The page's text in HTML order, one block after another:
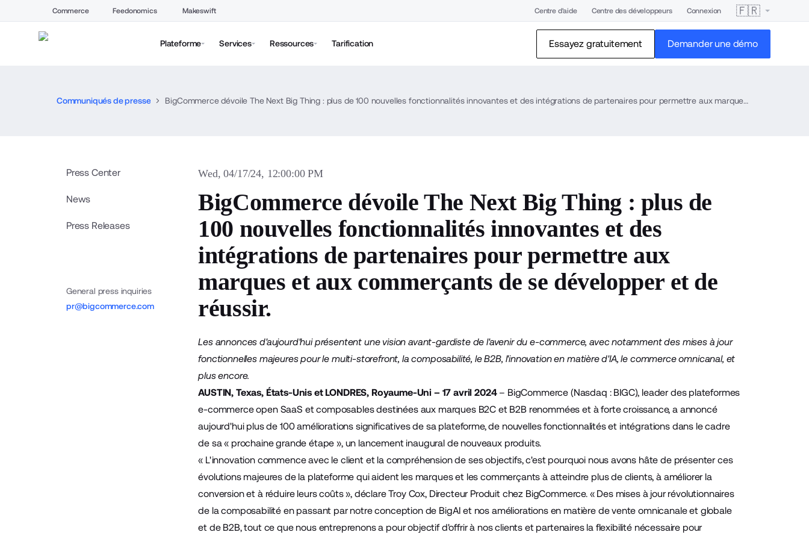
Commerce Feedonomics Makeswift Centre d'aide Centre des développeurs Connexion 🇫🇷
Plateforme Services Ressources Tarification Essayez gratuitement Demander une démo
Communiqués de presse BigCommerce dévoile The Next Big Thing : plus de 100 nouvelles fonctionnalités innovantes et des intégrations de partenaires pour permettre aux marques et aux commerçants de se développer et de réussir.
Press Center
News
Press Releases
General press inquiries
pr@bigcommerce.com
Wed, 04/17/24, 12:00:00 PM
BigCommerce dévoile The Next Big Thing : plus de
100 nouvelles fonctionnalités innovantes et des
intégrations de partenaires pour permettre aux
marques et aux commerçants de se développer et de
réussir.
Les annonces d'aujourd'hui présentent une vision avant-gardiste de l'avenir du e-commerce, avec notamment des mises à jour
fonctionnelles majeures pour le multi-storefront, la composabilité, le B2B, l'innovation en matière d'IA, le commerce omnicanal, et
plus encore.
AUSTIN, Texas, États-Unis et LONDRES, Royaume-Uni – 17 avril 2024– BigCommerce (Nasdaq : BIGC), leader des plateformes
e-commerce open SaaS et composables destinées aux marques B2C et B2B renommées et à forte croissance, a annoncé
aujourd'hui plus de 100 améliorations significatives de sa plateforme, de nouvelles fonctionnalités et intégrations dans le cadre
de sa « prochaine grande étape », un lancement inaugural de nouveaux produits.
« L'innovation commence avec le client et la compréhension de ses objectifs, c'est pourquoi nous avons hâte de présenter ces
évolutions majeures de la plateforme qui aident les marques et les commerçants à atteindre plus de clients, à améliorer la
conversion et à réduire leurs coûts », déclare Troy Cox, Directeur Produit chez BigCommerce. « Des mises à jour révolutionnaires
de la composabilité en passant par notre conception de BigAI et nos améliorations en matière de vente omnicanale et globale
et de B2B, tout ce que nous entreprenons a pour objectif d'offrir à nos clients et partenaires la flexibilité nécessaire pour